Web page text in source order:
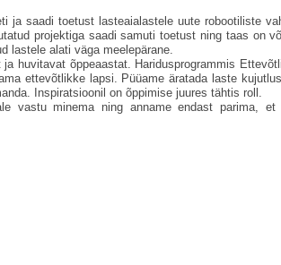
ja saadi toetust lasteaialastele uute robootiliste
projektiga saadi samuti toetust ning taas on
lastele alati väga meelepärane.
huvitavat õppeaastat. Haridusprogrammis
ettevõtlikke lapsi. Püüame äratada laste
Inspiratsioonil on õppimise juures tähtis roll.
vastu minema ning anname endast parima, et